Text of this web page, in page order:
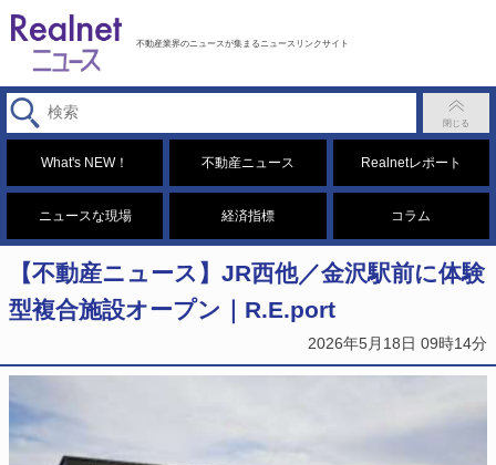
不動産業界のニュースが集まるニュースリンクサイト
What's NEW！ 不動産ニュース Realnetレポート
ニュースな現場 経済指標 コラム
【不動産ニュース】JR西他／金沢駅前に体験
型複合施設オープン｜R.E.port
2026年5月18日 09時14分